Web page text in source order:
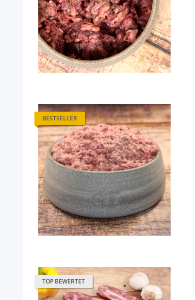
BESTSELLER
TOP BEWERTET